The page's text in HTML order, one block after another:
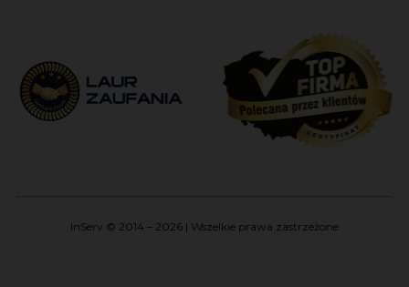
InServ © 2014 – 2026 | Wszelkie prawa zastrzeżone